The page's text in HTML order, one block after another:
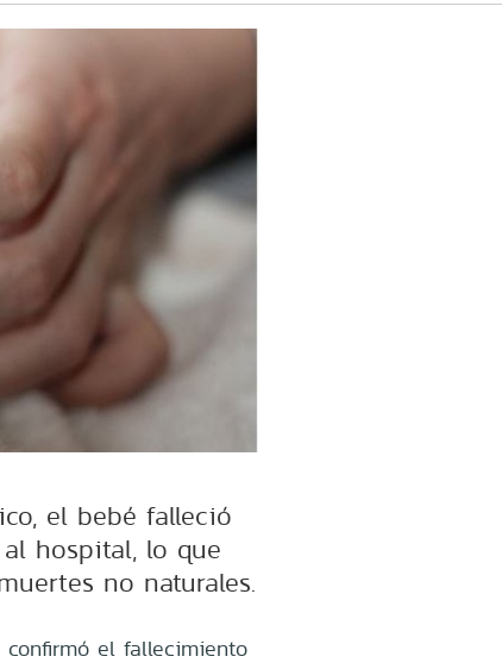
el bebé falleció
hospital, lo que
no naturales.
el fallecimiento